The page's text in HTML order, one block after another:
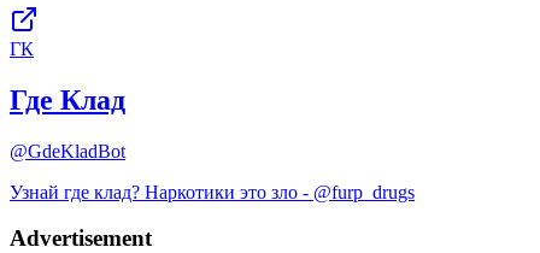
ГК
Где Клад
@GdeKladBot
Узнай где клад? Наркотики это зло - @furp_drugs
Advertisement